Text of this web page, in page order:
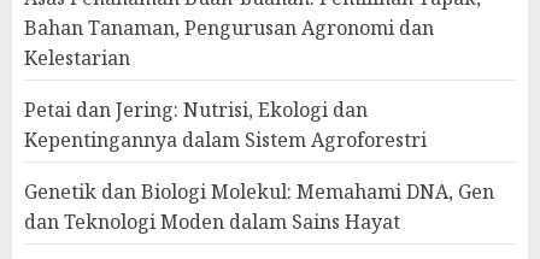
Bahan Tanaman, Pengurusan Agronomi dan
Kelestarian
Petai dan Jering: Nutrisi, Ekologi dan
Kepentingannya dalam Sistem Agroforestri
Genetik dan Biologi Molekul: Memahami DNA, Gen
dan Teknologi Moden dalam Sains Hayat